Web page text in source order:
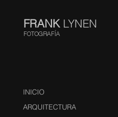
FRANKLYNEN
FOTOGRAFÍA
INICIO
ARQUITECTURA